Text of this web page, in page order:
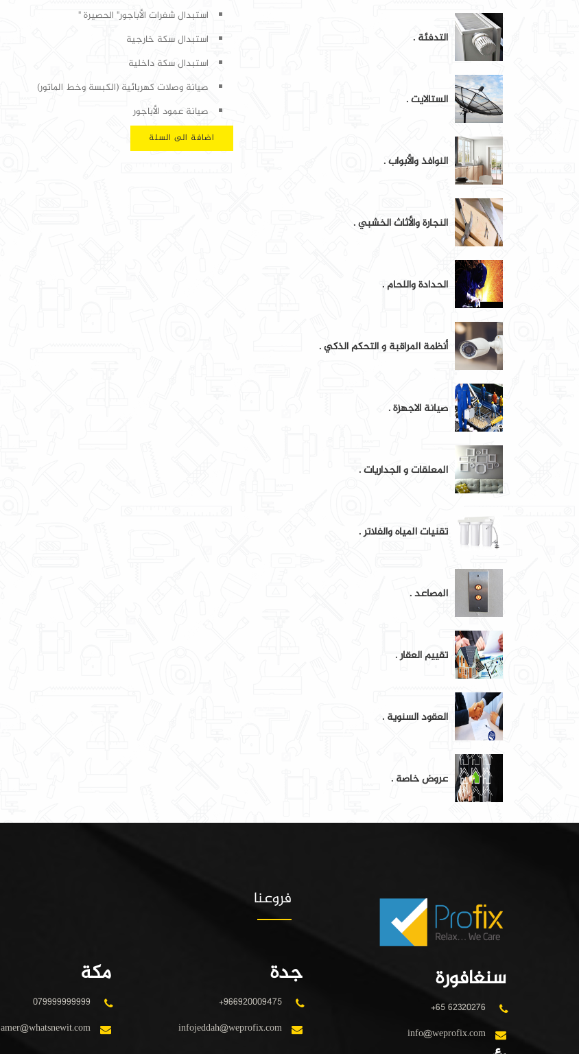
التدفئة .
الستالايت .
النوافذ والأبواب .
النجارة والأثاث الخشبي .
الحدادة واللحام .
أنظمة المراقبة و التحكم الذكي .
صيانة الاجهزة .
المعلقات و الجداريات .
تقنيات المياه والفلاتر .
المصاعد .
تقييم العقار .
العقود السنوية .
عروض خاصة .
استبدال شفرات الأباجور" الحصيرة "
استبدال سكة خارجية
استبدال سكة داخلية
صيانة وصلات كهربائية (الكبسة وخط الماتور)
صيانة عمود الأباجور
اضافة الى السلة
سنغافورة
+65 62320276
info@weprofix.com
فروعنا
جدة
+966920009475
infojeddah@weprofix.com
مكة
079999999999
amer@whatsnewit.com